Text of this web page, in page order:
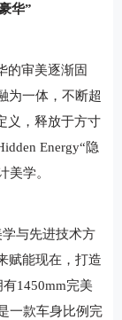
华”
的审美逐渐固
为一体，不断超
义，释放于方寸
Energy“隐
美学。
与先进技术方
赋能现在，打造
1450mm完美
一款车身比例完